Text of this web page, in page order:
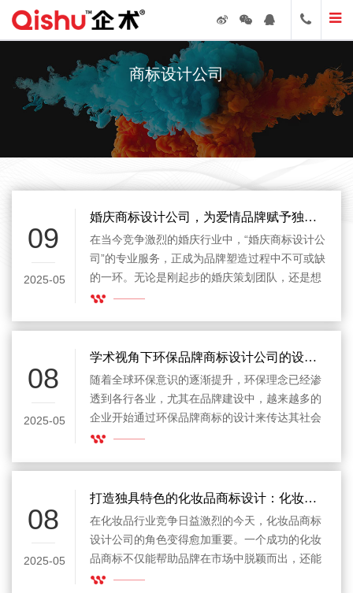
商标设计公司
09
2025-05
婚庆商标设计公司，为爱情品牌赋予独特视觉灵魂
在当今竞争激烈的婚庆行业中，“婚庆商标设计公
司”的专业服务，正成为品牌塑造过程中不可或缺
的一环。无论是刚起步的婚庆策划团队，还是想
要升级品牌形象的老牌机构，都越来越意识到：
是打动客户、树立信任的第一步。
08
2025-05
学术视角下环保品牌商标设计公司的设计与实践研究
随着全球环保意识的逐渐提升，环保理念已经渗
透到各行各业，尤其在品牌建设中，越来越多的
企业开始通过环保品牌商标的设计来传达其社会
责任感和可持续发展的价值观。环保品牌商标设
益成为研究和探讨的热点。本文将从学术视角出
发，分析环保品牌商标设计的核心要素以及设计
公司在其中扮演的角色，并探讨其对品牌战略、
市场定位以及消费者认知的影响。
08
2025-05
打造独具特色的化妆品商标设计：化妆品商标设计公司
在化妆品行业竞争日益激烈的今天，化妆品商标
设计公司的角色变得愈加重要。一个成功的化妆
品商标不仅能帮助品牌在市场中脱颖而出，还能
有效传递品牌的核心价值和理念。商标设计不仅